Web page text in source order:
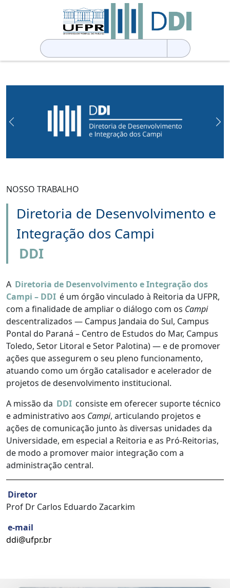
Pesquisar
por:
Previous
NOSSO TRABALHO
Diretoria de Desenvolvimento e
Integração dos Campi
DDI
A Diretoria de Desenvolvimento e Integração dos
Campi – DDI é um órgão vinculado à Reitoria da UFPR,
com a finalidade de ampliar o diálogo com os Campi
descentralizados — Campus Jandaia do Sul, Campus
Pontal do Paraná – Centro de Estudos do Mar, Campus
Toledo, Setor Litoral e Setor Palotina) — e de promover
ações que assegurem o seu pleno funcionamento,
atuando como um órgão catalisador e acelerador de
projetos de desenvolvimento institucional.
A missão da DDI consiste em oferecer suporte técnico
e administrativo aos Campi, articulando projetos e
ações de comunicação junto às diversas unidades da
Universidade, em especial a Reitoria e as Pró-Reitorias,
de modo a promover maior integração com a
administração central.
Diretor
Prof Dr Carlos Eduardo Zacarkim
e-mail
ddi@ufpr.br